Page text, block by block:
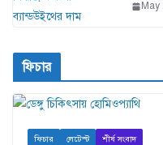
May
ফিচার
ফিচার লেটেস্ট শীর্ষ সংবাদ